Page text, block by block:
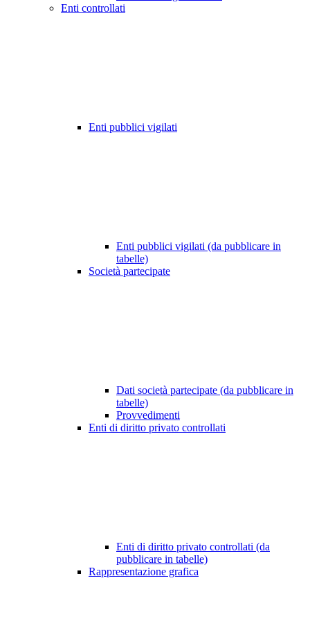
Enti controllati
Enti pubblici vigilati
Enti pubblici vigilati (da pubblicare in
tabelle)
Società partecipate
Dati società partecipate (da pubblicare in
tabelle)
Provvedimenti
Enti di diritto privato controllati
Enti di diritto privato controllati (da
pubblicare in tabelle)
Rappresentazione grafica